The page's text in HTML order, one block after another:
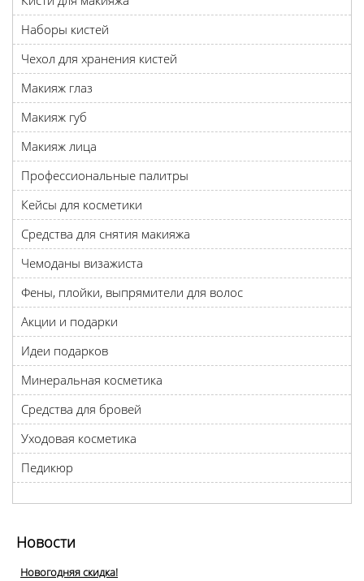
Наборы кистей
Чехол для хранения кистей
Макияж глаз
Макияж губ
Макияж лица
Профессиональные палитры
Кейсы для косметики
Средства для снятия макияжа
Чемоданы визажиста
Фены, плойки, выпрямители для волос
Акции и подарки
Идеи подарков
Минеральная косметика
Средства для бровей
Уходовая косметика
Педикюр
Новости
Новогодняя скидка!